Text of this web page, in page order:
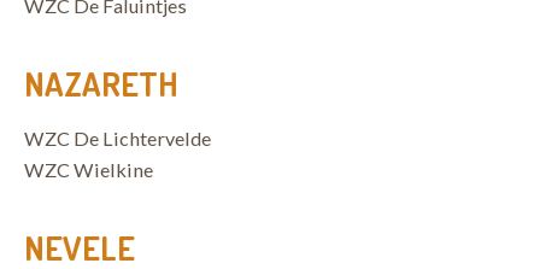
WZC De Faluintjes
NAZARETH
WZC De Lichtervelde
WZC Wielkine
NEVELE